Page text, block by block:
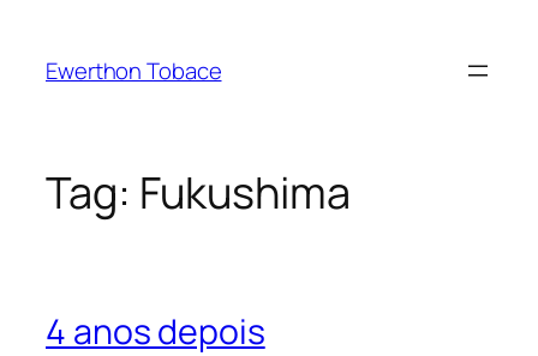
content
Ewerthon Tobace
Tag: Fukushima
4 anos depois